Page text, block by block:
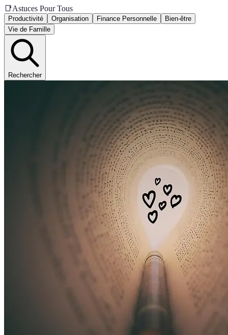
📑Astuces Pour Tous
Productivité Organisation Finance Personnelle
Bien-être
Vie de Famille
Rechercher